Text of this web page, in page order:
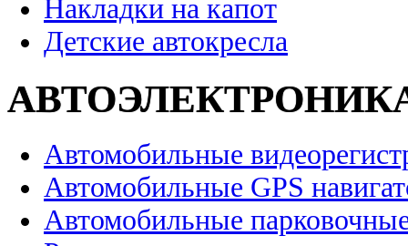
Накладки на капот
Детские автокресла
Автомобильные
Автомобильные GPS
Автомобильные